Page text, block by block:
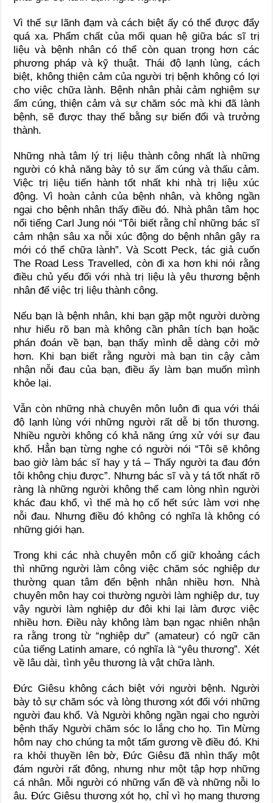
Vì thế sự lãnh đạm và cách biệt ấy có thể được đẩy
quá xa. Phẩm chất của mối quan hệ giữa bác sĩ trị
liệu và bệnh nhân có thể còn quan trọng hơn các
phương pháp và kỹ thuật. Thái độ lạnh lùng, cách
biệt, không thiện cảm của người trị bệnh không có lợi
cho việc chữa lành. Bệnh nhân phải cảm nghiệm sự
ấm cúng, thiện cảm và sự chăm sóc mà khi đã lành
bệnh, sẽ được thay thế bằng sự biến đổi và trưởng
thành.
Những nhà tâm lý trị liệu thành công nhất là những
người có khả năng bày tỏ sự ấm cúng và thấu cảm.
Việc trị liệu tiến hành tốt nhất khi nhà trị liệu xúc
động. Vì hoàn cảnh của bệnh nhân, và không ngần
ngại cho bệnh nhân thấy điều đó. Nhà phân tâm học
nổi tiếng Carl Jung nói “Tôi biết rằng chỉ những bác sĩ
cảm nhận sâu xa nỗi xúc động do bệnh nhân gây ra
mới có thể chữa lành”. Và Scott Peck, tác giả cuốn
The Road Less Travelled, còn đi xa hơn khi nói rằng
điều chủ yếu đối với nhà trị liệu là yêu thương bệnh
nhân để việc trị liệu thành công.
Nếu bạn là bệnh nhân, khi bạn gặp một người dường
như hiểu rõ bạn mà không cần phân tích bạn hoặc
phán đoán về bạn, bạn thấy mình dễ dàng cởi mở
hơn. Khi bạn biết rằng người mà bạn tin cậy cảm
nhận nỗi đau của bạn, điều ấy làm bạn muốn mình
khỏe lại.
Vẫn còn những nhà chuyên môn luôn đi qua với thái
độ lạnh lùng với những người rất dễ bị tổn thương.
Nhiều người không có khả năng ứng xử với sự đau
khổ. Hẳn bạn từng nghe có người nói “Tôi sẽ không
bao giờ làm bác sĩ hay y tá – Thấy người ta đau đớn
tôi không chịu được”. Nhưng bác sĩ và y tá tốt nhất rõ
ràng là những người không thể cam lòng nhìn người
khác đau khổ, vì thế mà họ cố hết sức làm vơi nhẹ
nỗi đau. Nhưng điều đó không có nghĩa là không có
những giới hạn.
Trong khi các nhà chuyên môn cố giữ khoảng cách
thì những người làm công việc chăm sóc nghiệp dư
thường quan tâm đến bệnh nhân nhiều hơn. Nhà
chuyên môn hay coi thường người làm nghiệp dư, tuy
vậy người làm nghiệp dư đôi khi lại làm được việc
nhiều hơn. Điều này không làm bạn ngạc nhiên nhận
ra rằng trong từ “nghiệp dư” (amateur) có ngữ căn
của tiếng Latinh amare, có nghĩa là “yêu thương”. Xét
về lâu dài, tình yêu thương là vật chữa lành.
Đức Giêsu không cách biệt với người bệnh. Người
bày tỏ sự chăm sóc và lòng thương xót đối với những
người đau khổ. Và Người không ngần ngại cho người
bệnh thấy Người chăm sóc lo lắng cho họ. Tin Mừng
hôm nay cho chúng ta một tấm gương về điều đó. Khi
ra khỏi thuyền lên bờ, Đức Giêsu đã nhìn thấy một
đám người rất đông, nhưng như một tập hợp những
cá nhân. Mỗi người có những vấn đề và những nỗi lo
âu. Đức Giêsu thương xót họ, chỉ vì họ mang thương